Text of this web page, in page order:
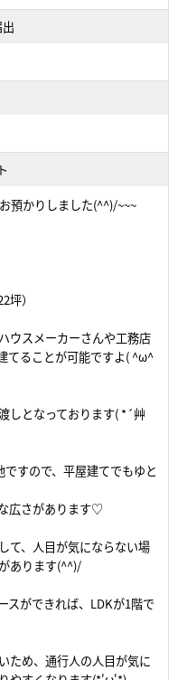
預かりしました(^^)/~~~
）
ウスメーカーさんや工務店
てることが可能ですよ( ^ω^
しとなっております( *´艸
すので、平屋建てでもゆと
広さがあります♡
て、人目が気にならない場
あります(^^)/
スができれば、LDKが1階で
ため、通行人の人目が気に